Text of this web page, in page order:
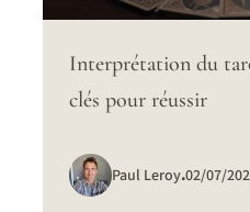
Interprétation du
clés pour réussir
Paul Leroy.02/07/